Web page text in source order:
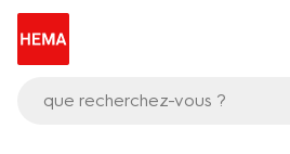
que recherchez-vous ?